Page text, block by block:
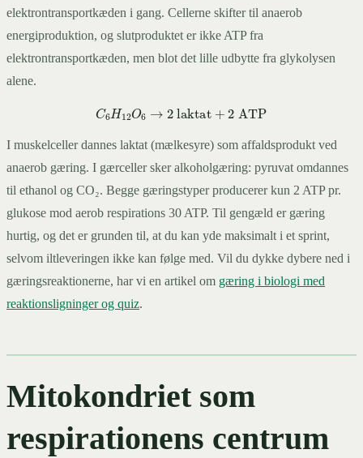
elektrontransportkæden i gang. Cellerne skifter til anaerob
energiproduktion, og slutproduktet er ikke ATP fra
elektrontransportkæden, men blot det lille udbytte fra glykolysen
alene.
C6 H12O6→2laktat+2ATP
I muskelceller dannes laktat (mælkesyre) som affaldsprodukt ved
anaerob gæring. I gærceller sker alkoholgæring: pyruvat omdannes
til ethanol og CO₂. Begge gæringstyper producerer kun 2 ATP pr.
glukose mod aerob respirations 30 ATP. Til gengæld er gæring
hurtig, og det er grunden til, at du kan yde maksimalt i et sprint,
selvom iltleveringen ikke kan følge med. Vil du dykke dybere ned i
gæringsreaktionerne, har vi en artikel om gæring i biologi med
reaktionsligninger og quiz.
Mitokondriet som
respirationens centrum